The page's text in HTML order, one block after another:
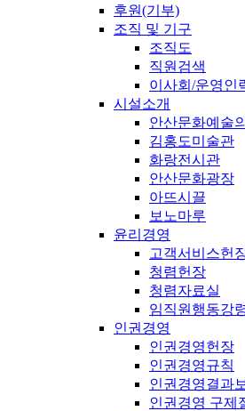
후원(기부)
조직 및 기구
조직도
직원검색
이사회/운영인
시설소개
안산문화예술
김홍도미술관
화랑전시관
안산문화광장
아뜨시끌
보노마루
윤리경영
고객서비스헌
청렴헌장
청렴자료실
임직원행동강
인권경영
인권경영헌장
인권경영규칙
인권경영결과
인권경영 구제